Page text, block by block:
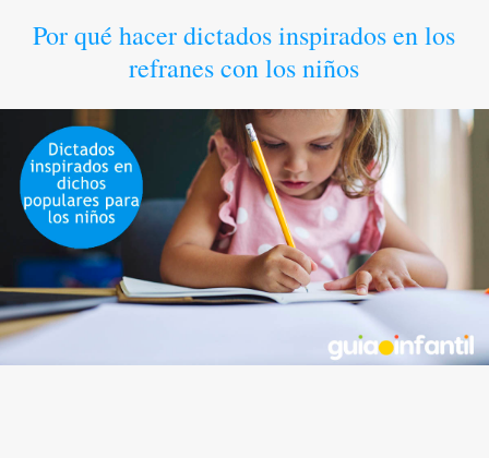
Por qué hacer dictados inspirados en los
refranes con los niños